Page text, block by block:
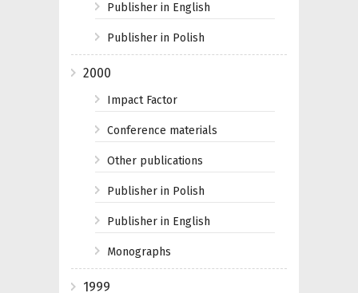
Publisher in English
Publisher in Polish
2000
Impact Factor
Conference materials
Other publications
Publisher in Polish
Publisher in English
Monographs
1999